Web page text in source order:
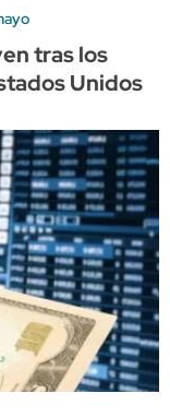
tras los
Unidos